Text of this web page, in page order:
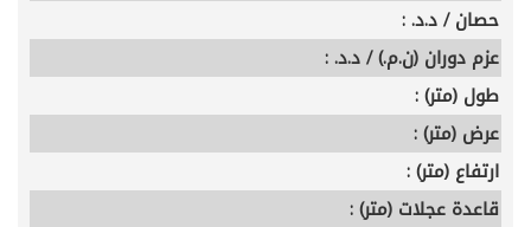
حصان / د.د. :
عزم دوران (ن.م.) / د.د. :
طول (متر) :
عرض (متر) :
ارتفاع (متر) :
قاعدة عجلات (متر) :